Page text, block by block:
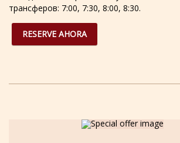
трансферов: 7:00, 7:30, 8:00, 8:30.
RESERVE AHORA